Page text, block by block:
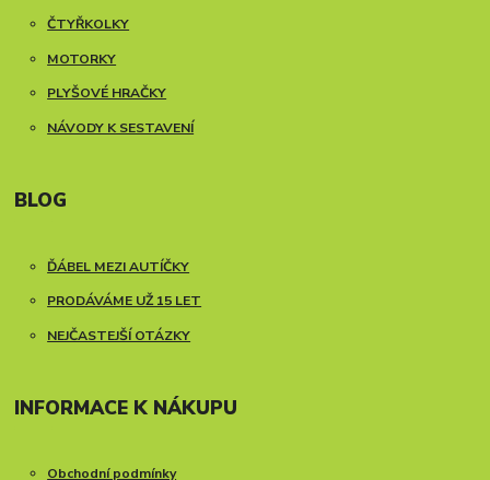
ČTYŘKOLKY
MOTORKY
PLYŠOVÉ HRAČKY
NÁVODY K SESTAVENÍ
BLOG
ĎÁBEL MEZI AUTÍČKY
PRODÁVÁME UŽ 15 LET
NEJČASTEJŠÍ OTÁZKY
INFORMACE K NÁKUPU
Obchodní podmínky